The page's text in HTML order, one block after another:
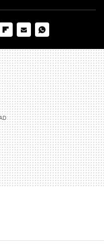
MAIL